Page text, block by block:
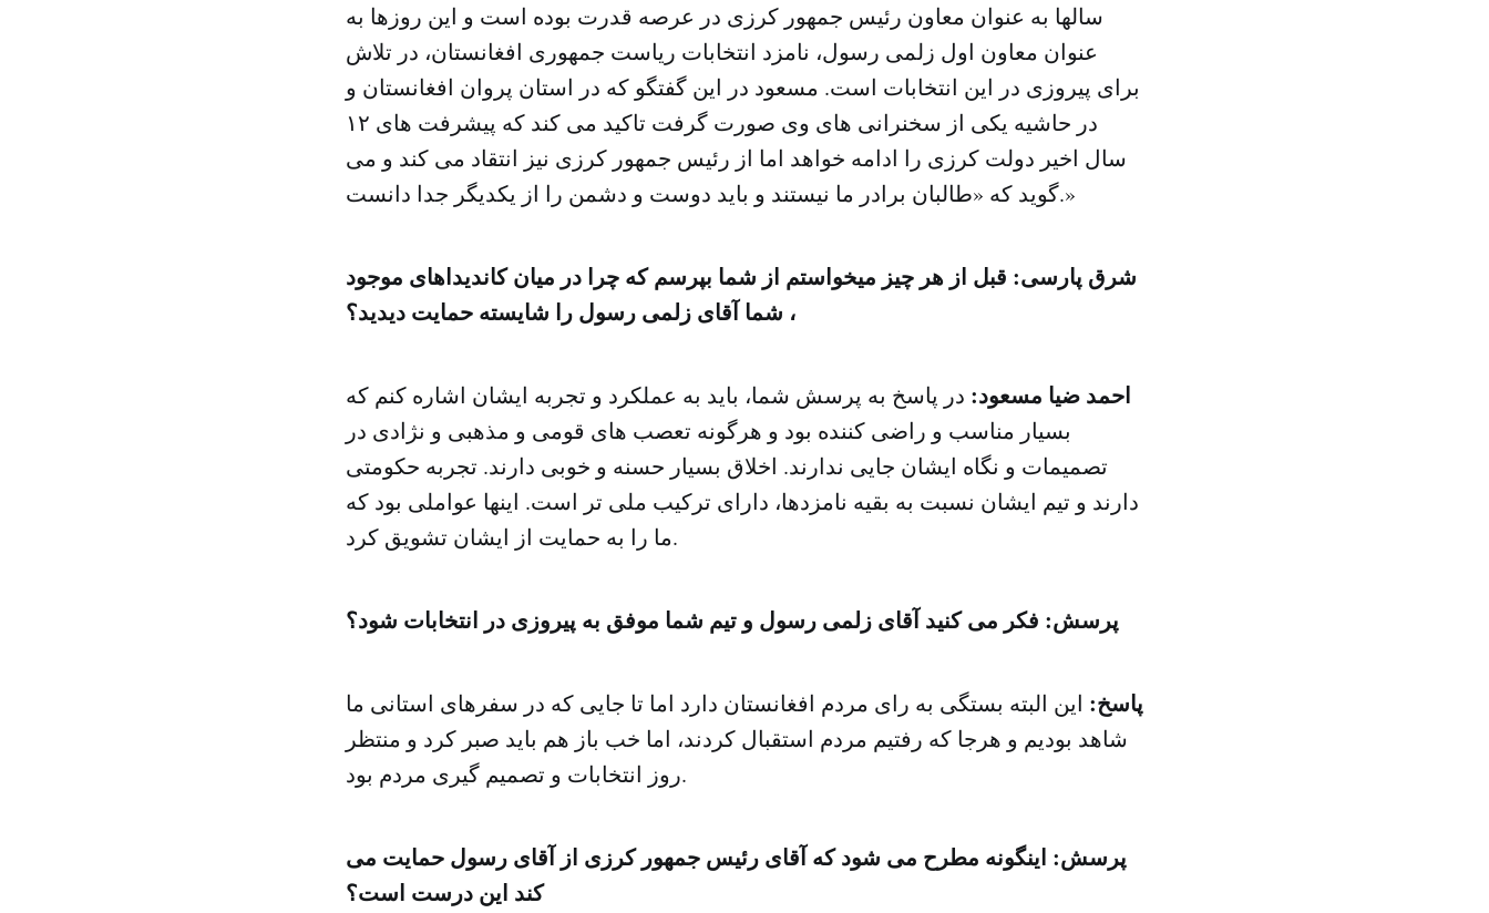
سالها به عنوان معاون رئیس جمهور کرزی در عرصه قدرت بوده است و این روزها به
عنوان معاون اول زلمی رسول، نامزد انتخابات ریاست جمهوری افغانستان، در تلاش
برای پیروزی در این انتخابات است. مسعود در این گفتگو که در استان پروان افغانستان و
در حاشیه یکی از سخنرانی های وی صورت گرفت تاکید می کند که پیشرفت های ۱۲
سال اخیر دولت کرزی را ادامه خواهد اما از رئیس جمهور کرزی نیز انتقاد می کند و می
گوید که «طالبان برادر ما نیستند و باید دوست و دشمن را از یکدیگر جدا دانست.»
شرق پارسی: قبل از هر چیز میخواستم از شما بپرسم که چرا در میان کاندیداهای موجود
، شما آقای زلمی رسول را شایسته حمایت دیدید؟
احمد ضیا مسعود: در پاسخ به پرسش شما، باید به عملکرد و تجربه ایشان اشاره کنم که
بسیار مناسب و راضی کننده بود و هرگونه تعصب های قومی و مذهبی و نژادی در
تصمیمات و نگاه ایشان جایی ندارند. اخلاق بسیار حسنه و خوبی دارند. تجربه حکومتی
دارند و تیم ایشان نسبت به بقیه نامزدها، دارای ترکیب ملی تر است. اینها عواملی بود که
ما را به حمایت از ایشان تشویق کرد.
پرسش: فکر می کنید آقای زلمی رسول و تیم شما موفق به پیروزی در انتخابات شود؟
پاسخ: این البته بستگی به رای مردم افغانستان دارد اما تا جایی که در سفرهای استانی ما
شاهد بودیم و هرجا که رفتیم مردم استقبال کردند، اما خب باز هم باید صبر کرد و منتظر
روز انتخابات و تصمیم گیری مردم بود.
پرسش: اینگونه مطرح می شود که آقای رئیس جمهور کرزی از آقای رسول حمایت می
کند این درست است؟